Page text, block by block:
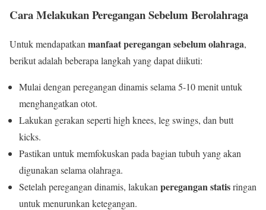
Cara Melakukan Peregangan Sebelum Berolahraga
Untuk mendapatkan manfaat peregangan sebelum olahraga,
berikut adalah beberapa langkah yang dapat diikuti:
Mulai dengan peregangan dinamis selama 5-10 menit untuk
menghangatkan otot.
Lakukan gerakan seperti high knees, leg swings, dan butt
kicks.
Pastikan untuk memfokuskan pada bagian tubuh yang akan
digunakan selama olahraga.
Setelah peregangan dinamis, lakukan peregangan statisringan
untuk menurunkan ketegangan.